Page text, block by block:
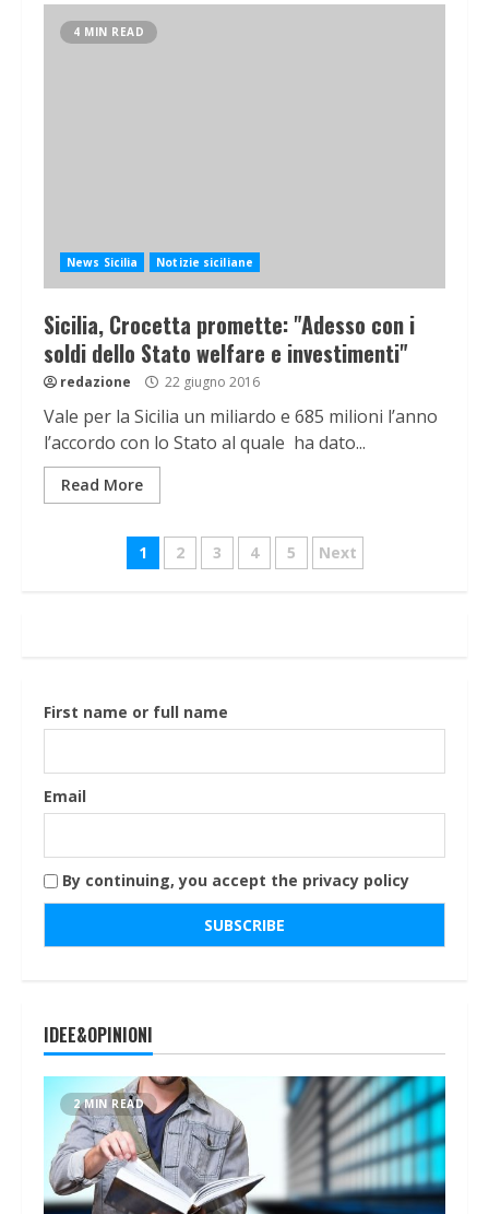
4 MIN READ
News Sicilia Notizie siciliane
Sicilia, Crocetta promette: "Adesso con i
soldi dello Stato welfare e investimenti"
redazione 22 giugno 2016
Vale per la Sicilia un miliardo e 685 milioni l’anno
l’accordo con lo Stato al quale ha dato...
Read More
Navigazione
1 2 3 4 5 Next
First name or full name
Email
By continuing, you accept the privacy policy
IDEE&OPINIONI
2 MIN READ